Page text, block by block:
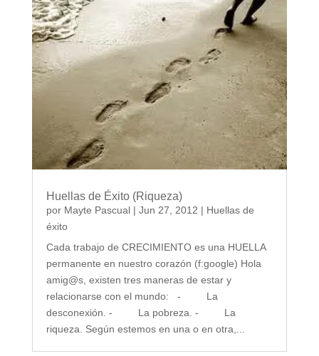
Huellas de Éxito (Riqueza)
por Mayte Pascual| Jun 27, 2012 | Huellas de
éxito
Cada trabajo de CRECIMIENTO es una HUELLA
permanente en nuestro corazón (f:google) Hola
amig@s, existen tres maneras de estar y
relacionarse con el mundo: - La
desconexión. - La pobreza. - La
riqueza. Según estemos en una o en otra,...